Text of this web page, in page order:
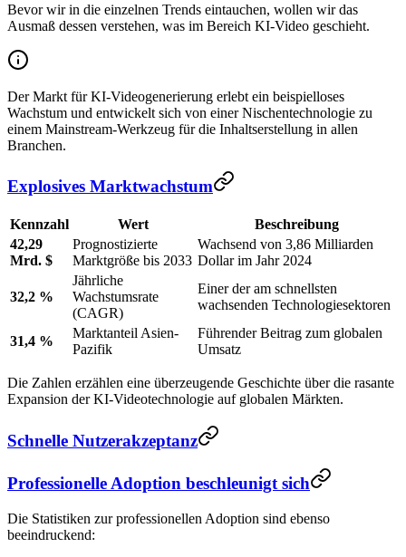
Bevor wir in die einzelnen Trends eintauchen, wollen wir das
Ausmaß dessen verstehen, was im Bereich KI-Video geschieht.
Der Markt für KI-Videogenerierung erlebt ein beispielloses
Wachstum und entwickelt sich von einer Nischentechnologie zu
einem Mainstream-Werkzeug für die Inhaltserstellung in allen
Branchen.
Explosives Marktwachstum
Kennzahl Wert
Beschreibung
42,29
Mrd. $
Prognostizierte
Marktgröße bis 2033
Wachsend von 3,86 Milliarden
Dollar im Jahr 2024
32,2 %
Jährliche
Wachstumsrate
(CAGR)
Einer der am schnellsten
wachsenden Technologiesektoren
31,4 %
Marktanteil Asien-
Pazifik
Führender Beitrag zum globalen
Umsatz
Die Zahlen erzählen eine überzeugende Geschichte über die rasante
Expansion der KI-Videotechnologie auf globalen Märkten.
Schnelle Nutzerakzeptanz
Professionelle Adoption beschleunigt sich
Die Statistiken zur professionellen Adoption sind ebenso
beeindruckend: